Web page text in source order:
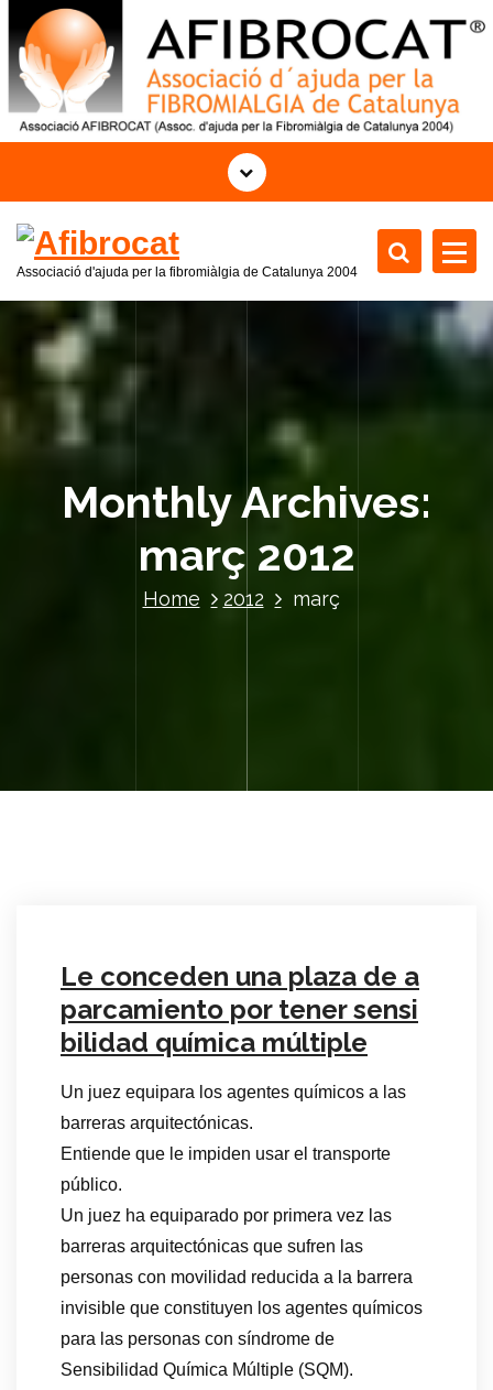
o
n
Associació d'ajuda per la fibromiàlgia de Catalunya 2004
Monthly Archives:
març 2012
Home 2012 març
Le conceden una plaza de a
parcamiento por tener sensi
bilidad química múltiple
Un juez equipara los agentes químicos a las
barreras arquitectónicas.
Entiende que le impiden usar el transporte
público.
Un juez ha equiparado por primera vez las
barreras arquitectónicas que sufren las
personas con movilidad reducida a la barrera
invisible que constituyen los agentes químicos
para las personas con síndrome de
Sensibilidad Química Múltiple (SQM).